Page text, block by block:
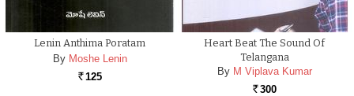
Lenin Anthima Poratam
By Moshe Lenin
Rs. 125
Heart Beat The Sound Of
Telangana
By M Viplava Kumar
Rs. 300